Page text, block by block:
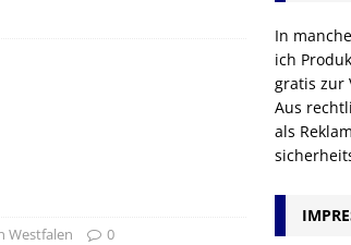
Westfalen 0
In
ich
gratis zur
Aus
als